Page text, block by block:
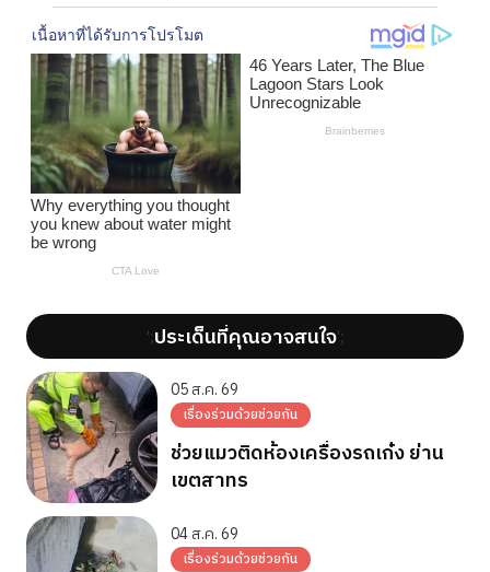
';ประเด็นที่คุณอาจสนใจ';
05 ส.ค. 69
เรื่องร่วมด้วยช่วยกัน
ช่วยแมวติดห้องเครื่องรถเก๋ง ย่าน
เขตสาทร
04 ส.ค. 69
เรื่องร่วมด้วยช่วยกัน